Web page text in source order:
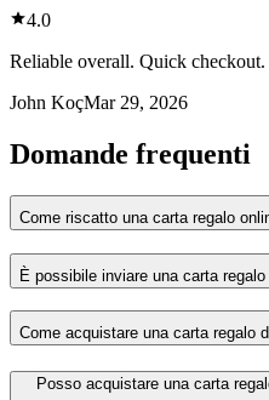
4.0
Reliable overall. Quick checkout.
John KoçMar 29, 2026
Domande frequenti
Come riscatto una carta regalo
È possibile inviare una carta
Come acquistare una carta regalo
Posso acquistare una carta